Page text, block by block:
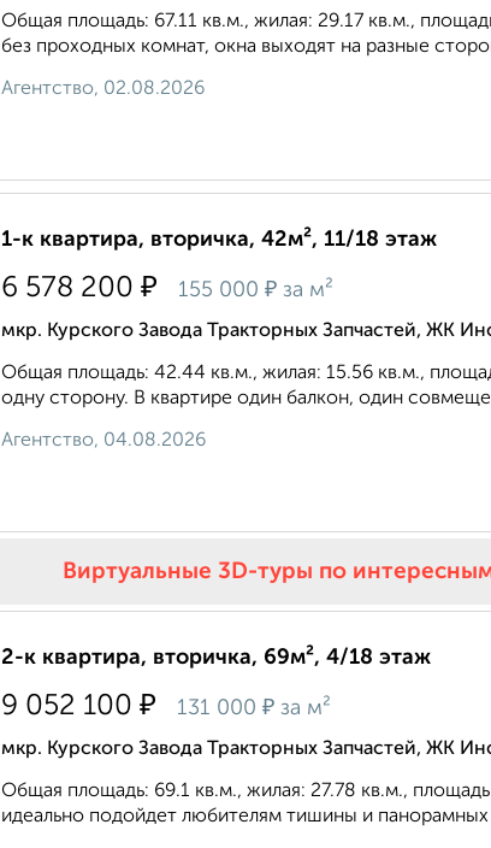
Общая площадь: 67.11 кв.м., жилая: 29.17 кв.м.,
без проходных комнат, окна выходят на paзные
Агентство, 02.08.2026
1-к квартира, вторичка, 42м², 11/18 этаж
6 578 200 ₽ 155 000 ₽ за м²
мкр. Курского Завода Тракторных Запчастей, ЖК
Общая площадь: 42.44 кв.м., жилая: 15.56 кв.м.,
одну сторону. В квартире один балкон, один
Агентство, 04.08.2026
Виртуальные 3D-туры по
2-к квартира, вторичка, 69м², 4/18 этаж
9 052 100 ₽ 131 000 ₽ за м²
мкр. Курского Завода Тракторных Запчастей, ЖК
Общая площадь: 69.1 кв.м., жилая: 27.78 кв.м.,
идеально подойдет любителям тишины и